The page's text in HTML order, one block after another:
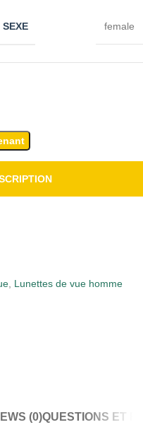
SEXE female
Lunettes de vue homme
(0)QUESTIONS ET